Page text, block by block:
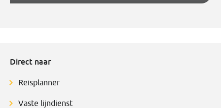
Direct naar
Reisplanner
Vaste lijndienst